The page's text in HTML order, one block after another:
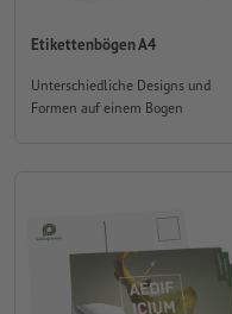
Etikettenbögen A4
Unterschiedliche Designs und
Formen auf einem Bogen